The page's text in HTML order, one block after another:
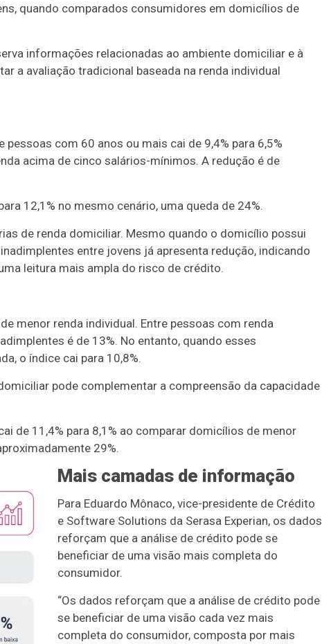
quando comparados consumidores em domicílios de
informações relacionadas ao ambiente domiciliar e à
a avaliação tradicional baseada na renda individual
com 60 anos ou mais cai de 9,4% para 6,5%
acima de cinco salários-mínimos. A redução é de
12,1% no mesmo cenário, uma queda de 24%.
de renda domiciliar. Mesmo quando o domicílio possui
entre jovens já apresenta redução, indicando
leitura mais ampla do risco de crédito.
menor renda individual. Entre pessoas com renda
é de 13%. No entanto, quando esses
o índice cai para 10,8%.
pode complementar a compreensão da capacidade
de 11,4% para 8,1% ao comparar domicílios de menor
29%.
Mais camadas de informação
Para Eduardo Mônaco, vice-presidente de Crédito
e Software Solutions da Serasa Experian, os dados
reforçam que a análise de crédito pode se
beneficiar de uma visão mais completa do
consumidor.
“Os dados reforçam que a análise de crédito pode
se beneficiar de uma visão cada vez mais
completa do consumidor, composta por mais